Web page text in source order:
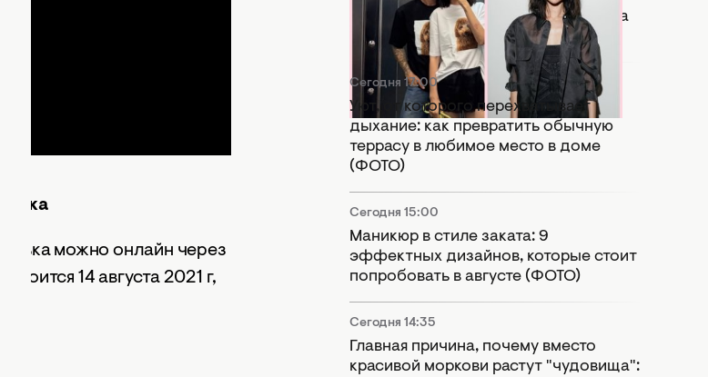
можно онлайн через
14 августа 2021 г,
сравнивают новую девушку Дантеса
с Дорофеевой (ФОТО)
Сегодня 17:00
Уют, от которого перехватывает
дыхание: как превратить обычную
террасу в любимое место в доме
(ФОТО)
Сегодня 15:00
Маникюр в стиле заката: 9
эффектных дизайнов, которые стоит
попробовать в августе (ФОТО)
Сегодня 14:35
Главная причина, почему вместо
красивой моркови растут "чудовища":